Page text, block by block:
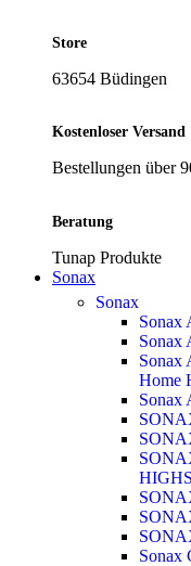
Store
63654 Büdingen
Kostenloser Versand
Bestellungen über
Beratung
Tunap Produkte
Sonax
Sonax
Sonax
Sonax
Sonax
Home
Sonax
Sonax